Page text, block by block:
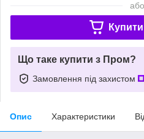
або
Що таке купити з Пром?
Замовлення під захистом
Опис Характеристики